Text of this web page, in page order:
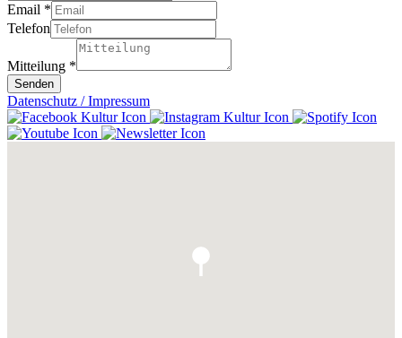
Email *
Telefon
Mitteilung *
Senden
Datenschutz / Impressum